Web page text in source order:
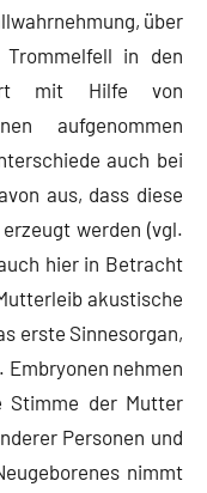
über
Trommelfell in den
mit Hilfe von
aufgenommen
auch bei
aus, dass diese
werden (vgl.
hier in Betracht
akustische
erste Sinnesorgan,
nehmen
Stimme der Mutter
Personen und
nimmt